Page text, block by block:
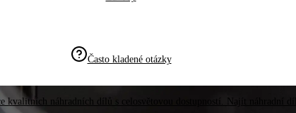
Často kladené otázky
kvalitních náhradních dílů s celosvětovou dostupností. Najít náhradní